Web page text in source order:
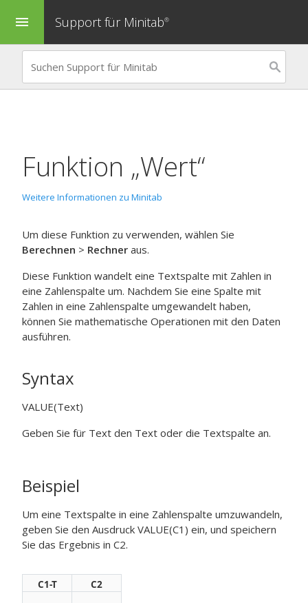
menu Support für Minitab®
Funktion „Wert“
Weitere Informationen zu Minitab
Um diese Funktion zu verwenden, wählen Sie
Berechnen > Rechner aus.
Diese Funktion wandelt eine Textspalte mit Zahlen in
eine Zahlenspalte um. Nachdem Sie eine Spalte mit
Zahlen in eine Zahlenspalte umgewandelt haben,
können Sie mathematische Operationen mit den Daten
ausführen.
Syntax
VALUE(Text)
Geben Sie für Text den Text oder die Textspalte an.
Beispiel
Um eine Textspalte in eine Zahlenspalte umzuwandeln,
geben Sie den Ausdruck VALUE(C1) ein, und speichern
Sie das Ergebnis in C2.
C1-T C2